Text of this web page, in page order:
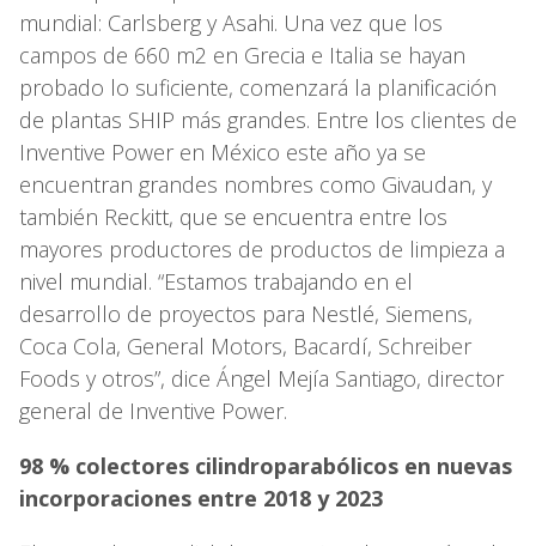
mundial: Carlsberg y Asahi. Una vez que los
campos de 660 m2 en Grecia e Italia se hayan
probado lo suficiente, comenzará la planificación
de plantas SHIP más grandes. Entre los clientes de
Inventive Power en México este año ya se
encuentran grandes nombres como Givaudan, y
también Reckitt, que se encuentra entre los
mayores productores de productos de limpieza a
nivel mundial. “Estamos trabajando en el
desarrollo de proyectos para Nestlé, Siemens,
Coca Cola, General Motors, Bacardí, Schreiber
Foods y otros”, dice Ángel Mejía Santiago, director
general de Inventive Power.
98 % colectores cilindroparabólicos en nuevas
incorporaciones entre 2018 y 2023